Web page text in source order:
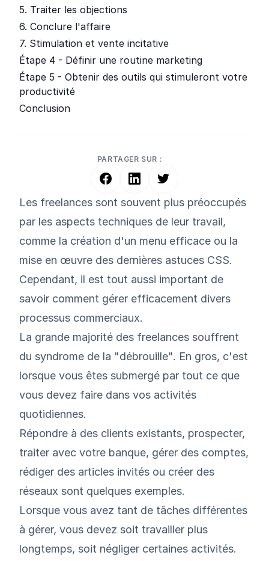
5. Traiter les objections
6. Conclure l'affaire
7. Stimulation et vente incitative
Étape 4 - Définir une routine marketing
Étape 5 - Obtenir des outils qui stimuleront votre
productivité
Conclusion
PARTAGER SUR :
Les freelances sont souvent plus préoccupés
par les aspects techniques de leur travail,
comme la création d'un menu efficace ou la
mise en œuvre des dernières astuces CSS.
Cependant, il est tout aussi important de
savoir comment gérer efficacement divers
processus commerciaux.
La grande majorité des freelances souffrent
du syndrome de la "débrouille". En gros, c'est
lorsque vous êtes submergé par tout ce que
vous devez faire dans vos activités
quotidiennes.
Répondre à des clients existants, prospecter,
traiter avec votre banque, gérer des comptes,
rédiger des articles invités ou créer des
réseaux sont quelques exemples.
Lorsque vous avez tant de tâches différentes
à gérer, vous devez soit travailler plus
longtemps, soit négliger certaines activités.